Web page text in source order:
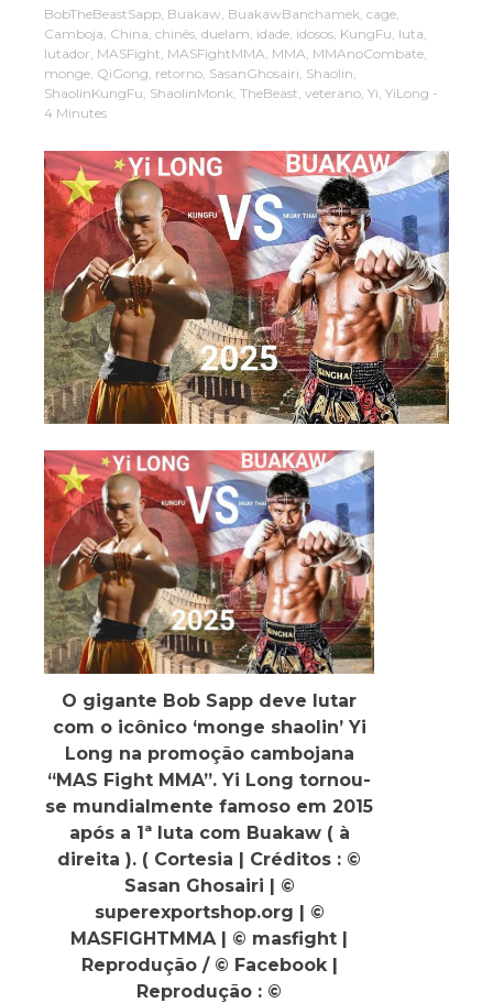
BobTheBeastSapp Buakaw BuakawBanchamek cage
Camboja China chinês duelam idade idosos KungFu luta
lutador MASFight MASFightMMA MMA MMAnoCombate
monge QiGong retorno SasanGhosairi Shaolin
ShaolinKungFu ShaolinMonk TheBeast veterano Yi YiLong -
4 Minutes
O gigante Bob Sapp deve lutar
com o icônico ‘monge shaolin’ Yi
Long na promoção cambojana
“MAS Fight MMA”. Yi Long tornou-
se mundialmente famoso em 2015
após a 1ª luta com Buakaw ( à
direita ). ( Cortesia | Créditos : ©
Sasan Ghosairi | ©
superexportshop.org | ©
MASFIGHTMMA | © masfight |
Reprodução / © Facebook |
Reprodução : ©